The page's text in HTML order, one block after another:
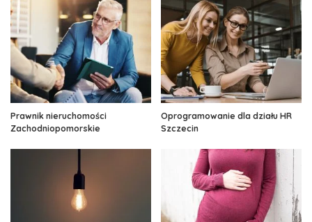
Prawnik nieruchomości
Zachodniopomorskie
Oprogramowanie dla działu HR
Szczecin